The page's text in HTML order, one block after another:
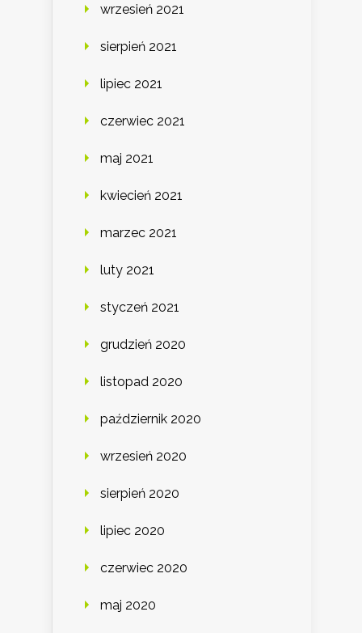
wrzesień 2021
sierpień 2021
lipiec 2021
czerwiec 2021
maj 2021
kwiecień 2021
marzec 2021
luty 2021
styczeń 2021
grudzień 2020
listopad 2020
październik 2020
wrzesień 2020
sierpień 2020
lipiec 2020
czerwiec 2020
maj 2020